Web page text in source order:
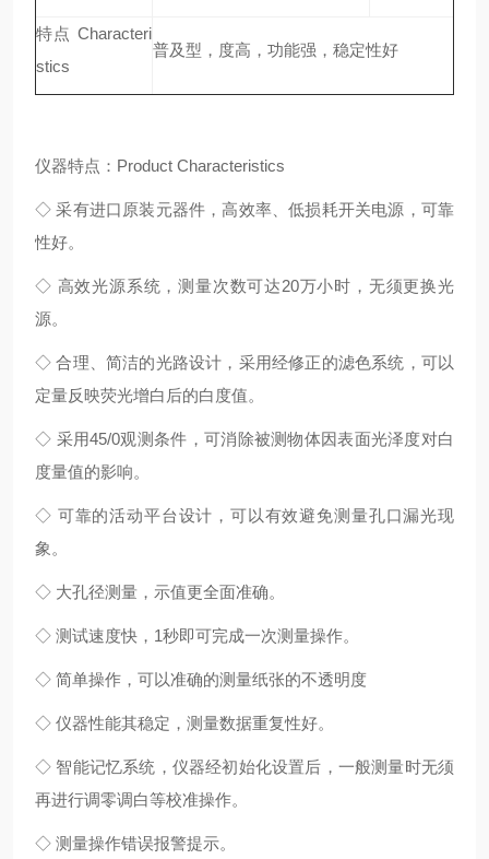
特点 Characteri
stics
普及型，度高，功能强，稳定性好
仪器特点：Product Characteristics
◇ 采有进口原装元器件，高效率、低损耗开关电源，可靠
性好。
◇ 高效光源系统，测量次数可达20万小时，无须更换光
源。
◇ 合理、简洁的光路设计，采用经修正的滤色系统，可以
定量反映荧光增白后的白度值。
◇ 采用45/0观测条件，可消除被测物体因表面光泽度对白
度量值的影响。
◇ 可靠的活动平台设计，可以有效避免测量孔口漏光现
象。
◇ 大孔径测量，示值更全面准确。
◇ 测试速度快，1秒即可完成一次测量操作。
◇ 简单操作，可以准确的测量纸张的不透明度
◇ 仪器性能其稳定，测量数据重复性好。
◇ 智能记忆系统，仪器经初始化设置后，一般测量时无须
再进行调零调白等校准操作。
◇ 测量操作错误报警提示。